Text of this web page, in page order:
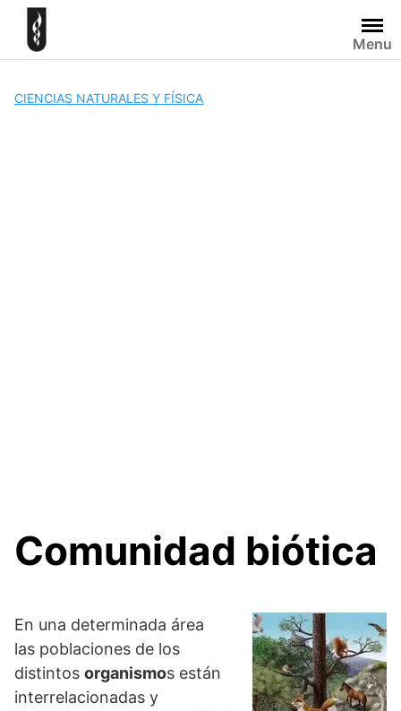
Skip
content
Menu
CIENCIAS NATURALES Y FÍSICA
Comunidad biótica
En una determinada área
las poblaciones de los
distintos organismos están
interrelacionadas y